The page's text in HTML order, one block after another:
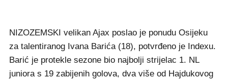
NIZOZEMSKI velikan Ajax poslao je ponudu Osijeku
za talentiranog Ivana Barića (18), potvrđeno je Indexu.
Barić je protekle sezone bio najbolji strijelac 1. NL
juniora s 19 zabijenih golova, dva više od Hajdukovog